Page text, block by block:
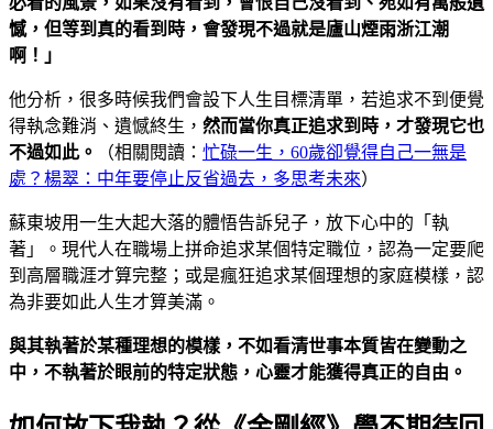
憾，但等到真的看到時，會發現不過就是廬山煙雨浙江潮
啊！」
他分析，很多時候我們會設下人生目標清單，若追求不到便覺
得執念難消、遺憾終生， 然而當你真正追求到時，才發現它也
不過如此。
（相關閱讀： 忙碌一生，60歲卻覺得自己一無是
處？楊翠：中年要停止反省過去，多思考未來）
蘇東坡用一生大起大落的體悟告訴兒子，放下心中的「執
著」。現代人在職場上拼命追求某個特定職位，認為一定要爬
到高層職涯才算完整；或是瘋狂追求某個理想的家庭模樣，認
為非要如此人生才算美滿。
與其執著於某種理想的模樣，不如看清世事本質皆在變動之
中，不執著於眼前的特定狀態，心靈才能獲得真正的自由。